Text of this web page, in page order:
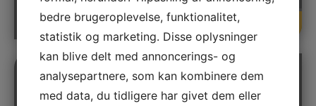
Læs mere
bedre brugeroplevelse, funktionalitet,
statistik og marketing. Disse oplysninger
kan blive delt med annoncerings- og
analysepartnere, som kan kombinere dem
med data, du tidligere har givet dem eller